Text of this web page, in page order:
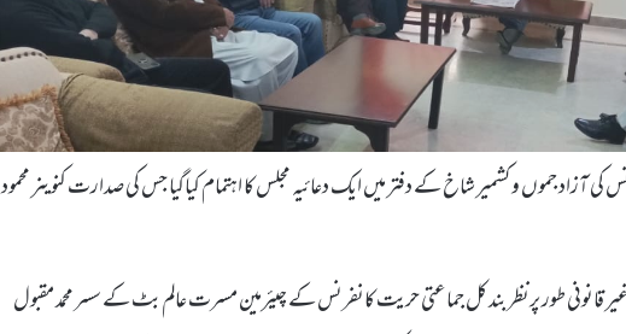
آزاد جموں و کشمیر شاخ کے دفتر میں ایک دعائیہ مجلس کا اہتمام کیاگیا جس کی صدارت کنوینر محمود
غیر قانونی طور پرنظر بند کل جماعتی حریت کانفرنس کے چیئرمین مسرت عالم بٹ کے سسر محمد مقبول